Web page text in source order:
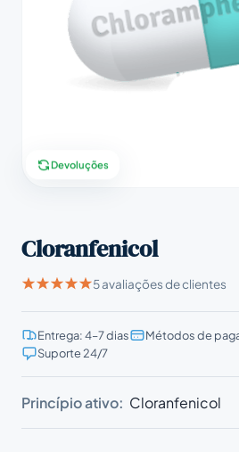
Devoluções
Cloranfenicol
5 avaliações de clientes
Entrega: 4–7 dias
Métodos de
Suporte 24/7
Princípio ativo: Cloranfenicol